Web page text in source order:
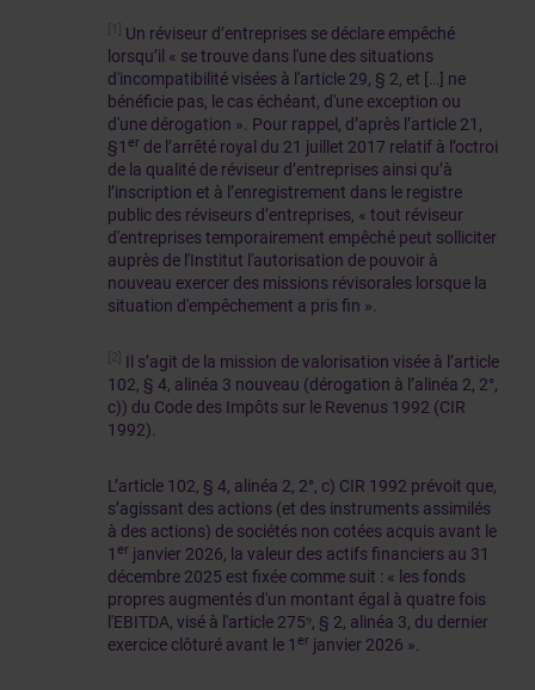
[1] Un réviseur d’entreprises se déclare empêché
lorsqu’il « se trouve dans l'une des situations
d'incompatibilité visées à l'article 29, § 2, et […] ne
bénéficie pas, le cas échéant, d'une exception ou
d'une dérogation ». Pour rappel, d’après l’article 21,
§1 er de l’arrêté royal du 21 juillet 2017 relatif à l’octroi
de la qualité de réviseur d’entreprises ainsi qu’à
l’inscription et à l’enregistrement dans le registre
public des réviseurs d’entreprises, « tout réviseur
d'entreprises temporairement empêché peut solliciter
auprès de l'Institut l'autorisation de pouvoir à
nouveau exercer des missions révisorales lorsque la
situation d'empêchement a pris fin ».
[2] Il s’agit de la mission de valorisation visée à l’article
102, § 4, alinéa 3 nouveau (dérogation à l’alinéa 2, 2°,
c)) du Code des Impôts sur le Revenus 1992 (CIR
1992).
L’article 102, § 4, alinéa 2, 2°, c) CIR 1992 prévoit que,
s’agissant des actions (et des instruments assimilés
à des actions) de sociétés non cotées acquis avant le
1 er janvier 2026, la valeur des actifs financiers au 31
décembre 2025 est fixée comme suit : « les fonds
propres augmentés d'un montant égal à quatre fois
l'EBITDA, visé à l'article 275⁹, § 2, alinéa 3, du dernier
exercice clôturé avant le 1 er janvier 2026 ».